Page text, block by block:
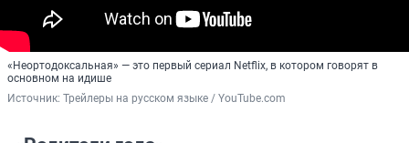
«Неортодоксальная» — это первый сериал Netflix, в котором говорят в
основном на идише
Источник: Трейлеры на русском языке / YouTube.com